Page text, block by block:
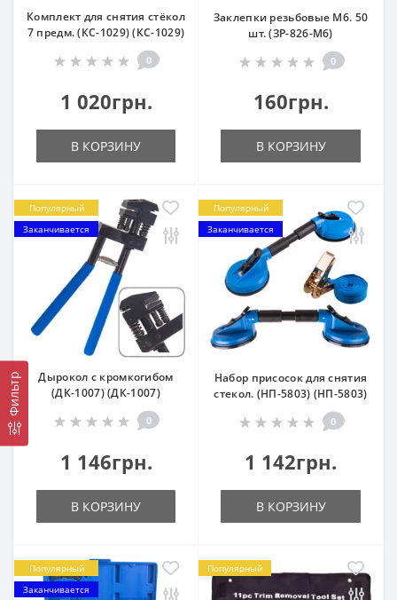
Фильтр
Комплект для снятия стёкол
7 предм. (КС-1029) (КС-1029)
0
1 020грн.
В КОРЗИНУ
Заклепки резьбовые М6. 50
шт. (ЗР-826-M6)
0
160грн.
В КОРЗИНУ
Популярный
Заканчивается
Дырокол с кромкогибом
(ДК-1007) (ДК-1007)
0
1 146грн.
В КОРЗИНУ
Популярный
Заканчивается
Набор присосок для снятия
стекол. (НП-5803) (НП-5803)
0
1 142грн.
В КОРЗИНУ
Популярный
Заканчивается
Популярный